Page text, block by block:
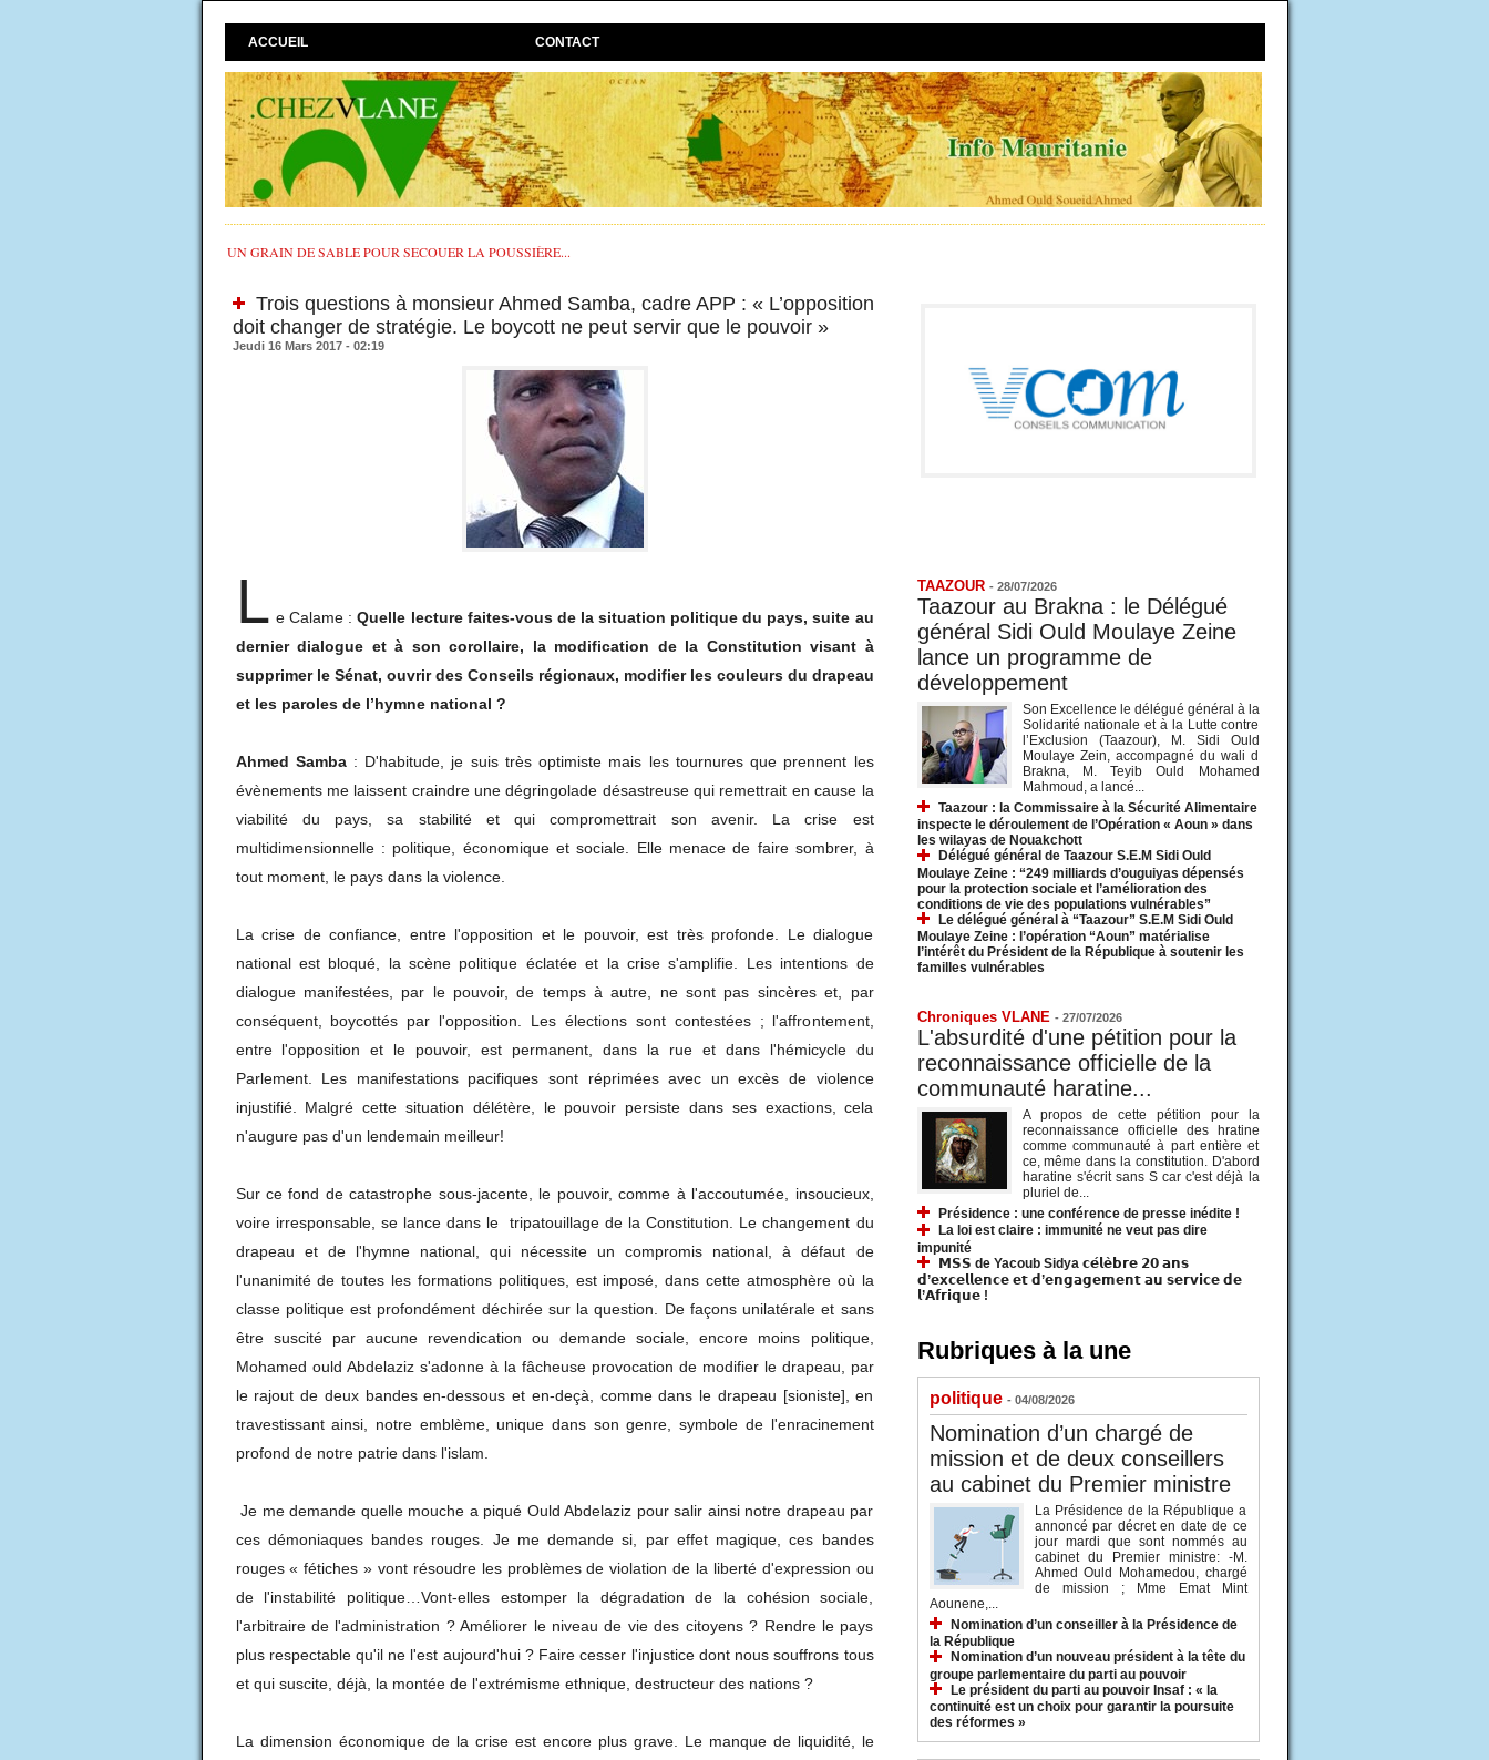
ACCUEIL CONTACT
UN GRAIN DE SABLE POUR SECOUER LA POUSSIÈRE...
Trois questions à monsieur Ahmed Samba, cadre APP : « L’opposition
doit changer de stratégie. Le boycott ne peut servir que le pouvoir »
Jeudi 16 Mars 2017 - 02:19
L e Calame :Quelle lecture faites-vous de la situation politique du pays, suite au
dernier dialogue et à son corollaire, la modification de la Constitution visant à
supprimer le Sénat, ouvrir des Conseils régionaux, modifier les couleurs du drapeau
et les paroles de l’hymne national ?
Ahmed Samba: D'habitude, je suis très optimiste mais les tournures que prennent les
évènements me laissent craindre une dégringolade désastreuse qui remettrait en cause la
viabilité du pays, sa stabilité et qui compromettrait son avenir. La crise est
multidimensionnelle : politique, économique et sociale. Elle menace de faire sombrer, à
tout moment, le pays dans la violence.
La crise de confiance, entre l'opposition et le pouvoir, est très profonde. Le dialogue
national est bloqué, la scène politique éclatée et la crise s'amplifie. Les intentions de
dialogue manifestées, par le pouvoir, de temps à autre, ne sont pas sincères et, par
conséquent, boycottés par l'opposition. Les élections sont contestées ; l'affrontement,
entre l'opposition et le pouvoir, est permanent, dans la rue et dans l'hémicycle du
Parlement. Les manifestations pacifiques sont réprimées avec un excès de violence
injustifié. Malgré cette situation délétère, le pouvoir persiste dans ses exactions, cela
n'augure pas d'un lendemain meilleur!
Sur ce fond de catastrophe sous-jacente, le pouvoir, comme à l'accoutumée, insoucieux,
voire irresponsable, se lance dans le tripatouillage de la Constitution. Le changement du
drapeau et de l'hymne national, qui nécessite un compromis national, à défaut de
l'unanimité de toutes les formations politiques, est imposé, dans cette atmosphère où la
classe politique est profondément déchirée sur la question. De façons unilatérale et sans
être suscité par aucune revendication ou demande sociale, encore moins politique,
Mohamed ould Abdelaziz s'adonne à la fâcheuse provocation de modifier le drapeau, par
le rajout de deux bandes en-dessous et en-deçà, comme dans le drapeau [sioniste], en
travestissant ainsi, notre emblème, unique dans son genre, symbole de l'enracinement
profond de notre patrie dans l'islam.
Je me demande quelle mouche a piqué Ould Abdelaziz pour salir ainsi notre drapeau par
ces démoniaques bandes rouges. Je me demande si, par effet magique, ces bandes
rouges « fétiches » vont résoudre les problèmes de violation de la liberté d'expression ou
de l'instabilité politique…Vont-elles estomper la dégradation de la cohésion sociale,
l'arbitraire de l'administration ? Améliorer le niveau de vie des citoyens ? Rendre le pays
plus respectable qu'il ne l'est aujourd'hui ? Faire cesser l'injustice dont nous souffrons tous
et qui suscite, déjà, la montée de l'extrémisme ethnique, destructeur des nations ?
La dimension économique de la crise est encore plus grave. Le manque de liquidité, le
TAAZOUR - 28/07/2026
Taazour au Brakna : le Délégué
général Sidi Ould Moulaye Zeine
lance un programme de
développement
Son Excellence le délégué général à la
Solidarité nationale et à la Lutte contre
l’Exclusion (Taazour), M. Sidi Ould
Moulaye Zein, accompagné du wali d
Brakna, M. Teyib Ould Mohamed
Mahmoud, a lancé...
Taazour : la Commissaire à la Sécurité Alimentaire
inspecte le déroulement de l’Opération « Aoun » dans
les wilayas de Nouakchott
Délégué général de Taazour S.E.M Sidi Ould
Moulaye Zeine : “249 milliards d’ouguiyas dépensés
pour la protection sociale et l’amélioration des
conditions de vie des populations vulnérables”
Le délégué général à “Taazour” S.E.M Sidi Ould
Moulaye Zeine : l’opération “Aoun” matérialise
l’intérêt du Président de la République à soutenir les
familles vulnérables
Chroniques VLANE - 27/07/2026
L'absurdité d'une pétition pour la
reconnaissance officielle de la
communauté haratine...
A propos de cette pétition pour la
reconnaissance officielle des hratine
comme communauté à part entière et
ce, même dans la constitution. D'abord
haratine s'écrit sans S car c'est déjà la
pluriel de...
Présidence : une conférence de presse inédite !
La loi est claire : immunité ne veut pas dire
impunité
𝗠𝗦𝗦 de Yacoub Sidya 𝗰𝗲́𝗹𝗲̀𝗯𝗿𝗲 𝟮𝟬 𝗮𝗻𝘀
𝗱’𝗲𝘅𝗰𝗲𝗹𝗹𝗲𝗻𝗰𝗲 𝗲𝘁 𝗱’𝗲𝗻𝗴𝗮𝗴𝗲𝗺𝗲𝗻𝘁 𝗮𝘂 𝘀𝗲𝗿𝘃𝗶𝗰𝗲 𝗱𝗲
𝗹’𝗔𝗳𝗿𝗶𝗾𝘂𝗲 !
Rubriques à la une
politique - 04/08/2026
Nomination d’un chargé de
mission et de deux conseillers
au cabinet du Premier ministre
La Présidence de la République a
annoncé par décret en date de ce
jour mardi que sont nommés au
cabinet du Premier ministre: -M.
Ahmed Ould Mohamedou, chargé
de mission ; Mme Emat Mint
Aounene,...
Nomination d’un conseiller à la Présidence de
la République
Nomination d’un nouveau président à la tête du
groupe parlementaire du parti au pouvoir
Le président du parti au pouvoir Insaf : « la
continuité est un choix pour garantir la poursuite
des réformes »